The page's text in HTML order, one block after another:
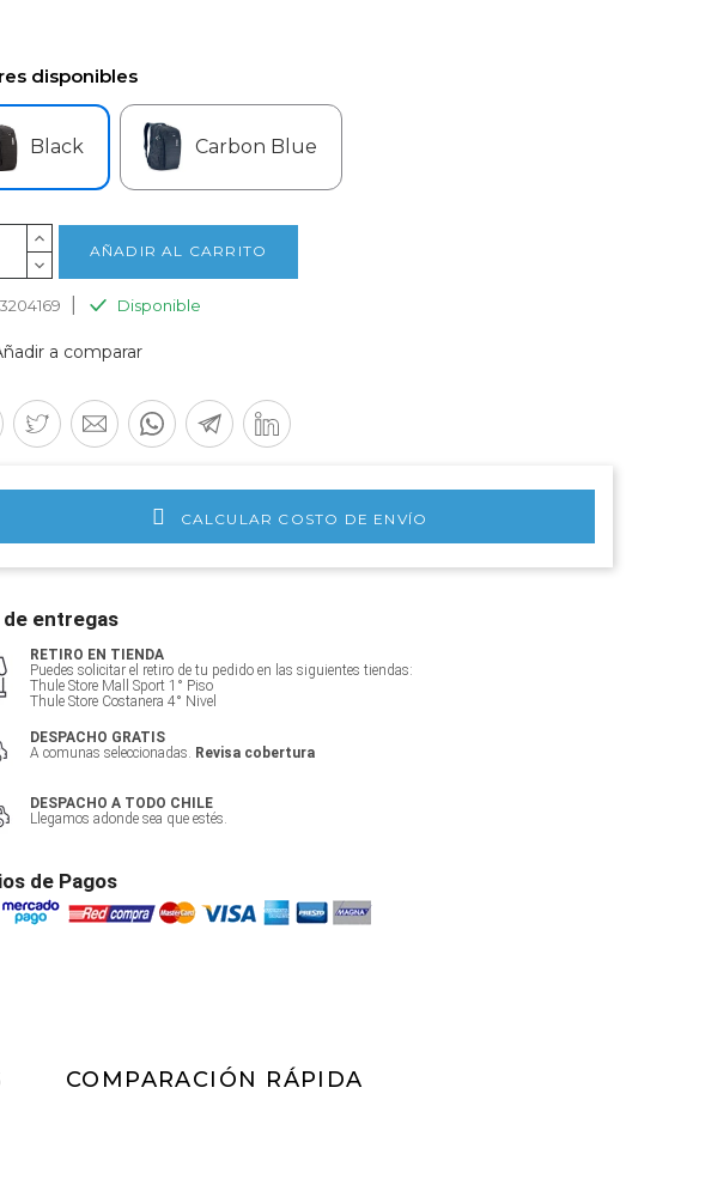
disponibles
Black Carbon Blue
AÑADIR AL CARRITO
3204169 Disponible
a comparar
CALCULAR COSTO DE ENVÍO
entregas
RETIRO EN TIENDA
Puedes solicitar el retiro de tu pedido en las siguientes tiendas:
Thule Store Mall Sport 1° Piso
Thule Store Costanera 4° Nivel
DESPACHO GRATIS
A comunas seleccionadas. Revisa cobertura
DESPACHO A TODO CHILE
Llegamos adonde sea que estés.
de Pagos
COMPARACIÓN RÁPIDA